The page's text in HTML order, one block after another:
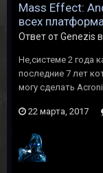
Mass Effect:
всех
Ответ от Genezis в
Не,системе 2 года
последние 7 лет
могу сделать
22 марта, 2017